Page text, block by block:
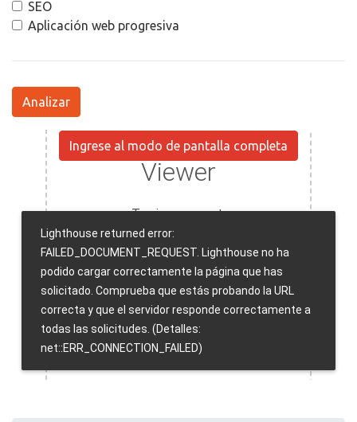
SEO
Aplicación web progresiva
Analizar
Ingrese al modo de pantalla completa